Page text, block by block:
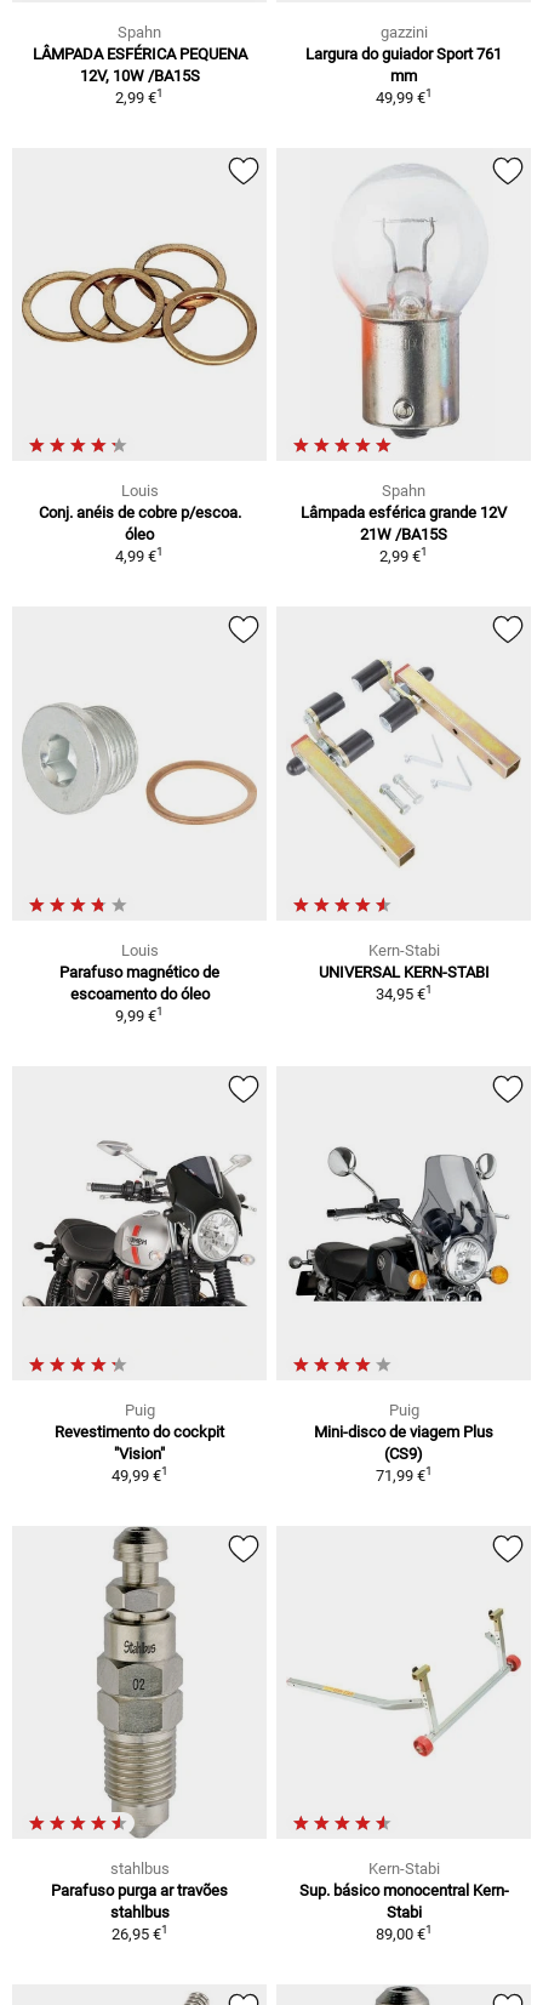
Spahn
LÂMPADA ESFÉRICA PEQUENA
12V, 10W /BA15S
2,99 €1
gazzini
Largura do guiador Sport 761
mm
49,99 €1
Louis
Conj. anéis de cobre p/escoa.
óleo
4,99 €1
Spahn
Lâmpada esférica grande 12V
21W /BA15S
2,99 €1
Louis
Parafuso magnético de
escoamento do óleo
9,99 €1
Kern-Stabi
UNIVERSAL KERN-STABI
34,95 €1
Puig
Revestimento do cockpit
"Vision"
49,99 €1
Puig
Mini-disco de viagem Plus
(CS9)
71,99 €1
stahlbus
Parafuso purga ar travões
stahlbus
26,95 €1
Kern-Stabi
Sup. básico monocentral Kern-
Stabi
89,00 €1